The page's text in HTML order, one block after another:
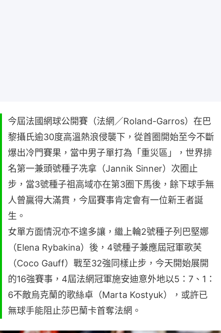
今屆法國網球公開賽（法網／Roland-Garros）在巴
黎攝氏逾30度高溫熱浪侵襲下，從首圈開始至今不斷
爆出冷門賽果，當中男子單打為「重災區」，世界排
名第一兼頭號種子冼拿（Jannik Sinner）次圈止
步，當3號種子祖高域亦在第3圈下馬後，餘下球手無
人曾贏得大滿貫，今屆賽事肯定會有一位新王者誕
生。
女單方面情況亦不遑多讓，繼上輪2號種子列巴堅娜
（Elena Rybakina）後，4號種子兼應屆冠軍歌芙
（Coco Gauff）戰至32強同樣止步，今天開始展開
的16強賽事，4屆法網冠軍施安迪意外地以5：7、1：
6不敵烏克蘭的歌絲卓（Marta Kostyuk），或許已
無球手能阻止莎巴蘭卡首奪法網。